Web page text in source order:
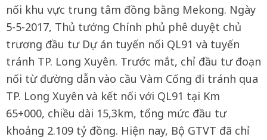
nối khu vực trung tâm đồng bằng Mekong. Ngày
5-5-2017, Thủ tướng Chính phủ phê duyệt chủ
trương đầu tư Dự án tuyến nối QL91 và tuyến
tránh TP. Long Xuyên. Trước mắt, chỉ đầu tư đoạn
nối từ đường dẫn vào cầu Vàm Cống đi tránh qua
TP. Long Xuyên và kết nối với QL91 tại Km
65+000, chiều dài 15,3km, tổng mức đầu tư
khoảng 2.109 tỷ đồng. Hiện nay, Bộ GTVT đã chỉ